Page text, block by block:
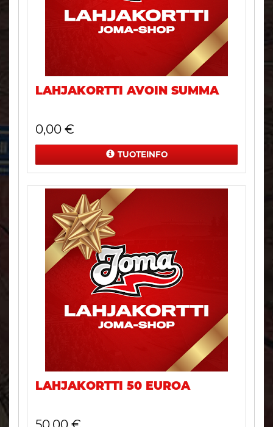
LAHJAKORTTI AVOIN SUMMA
0,00 €
TUOTEINFO
LAHJAKORTTI 50 EUROA